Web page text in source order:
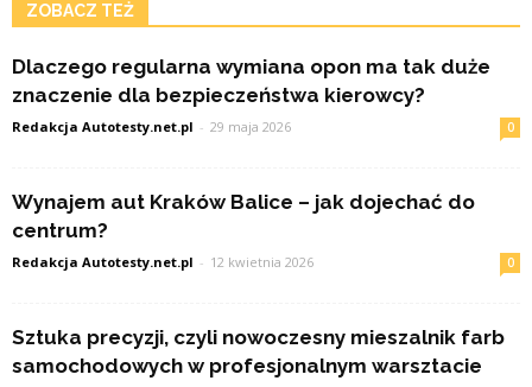
ZOBACZ TEŻ
Dlaczego regularna wymiana opon ma tak duże
znaczenie dla bezpieczeństwa kierowcy?
Redakcja Autotesty.net.pl - 29 maja 2026 0
Wynajem aut Kraków Balice – jak dojechać do
centrum?
Redakcja Autotesty.net.pl - 12 kwietnia 2026 0
Sztuka precyzji, czyli nowoczesny mieszalnik farb
samochodowych w profesjonalnym warsztacie